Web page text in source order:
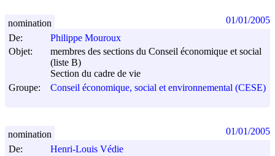
De:
Philippe Mouroux
Objet:
membres des sections du Conseil économique et social
(liste B)
Section du cadre de vie
Groupe:
Conseil économique, social et environnemental (CESE)
nomination 01/01/2005
De:
Henri-Louis Védie
nomination 01/01/2005